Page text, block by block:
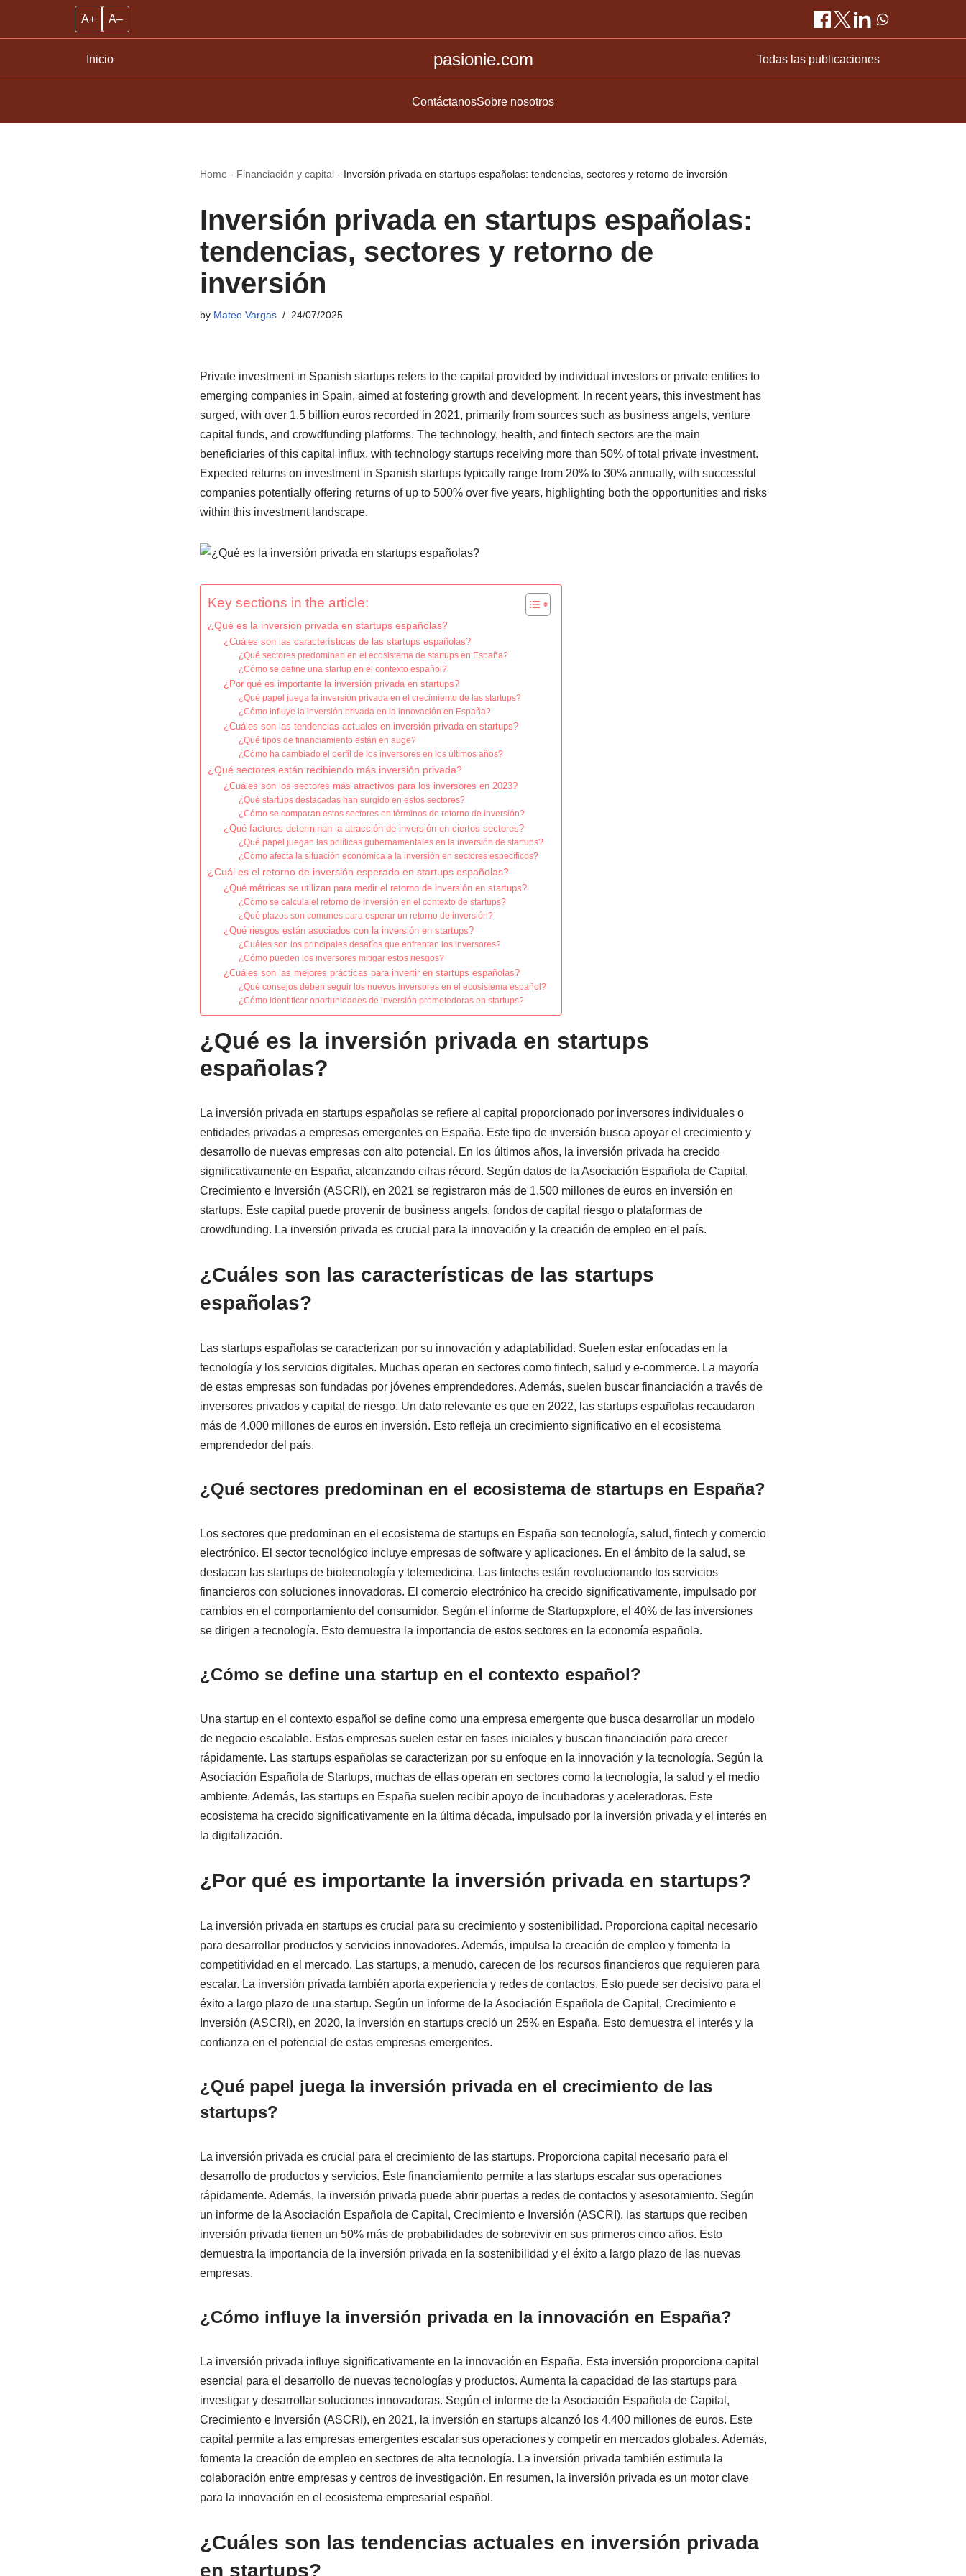
A+ A–
Inicio pasionie.com Todas las publicaciones
ContáctanosSobre nosotros
Home - Financiación y capital- Inversión privada en startups españolas: tendencias, sectores y retorno de inversión
Inversión privada en startups españolas:
tendencias, sectores y retorno de
inversión
by Mateo Vargas 24/07/2025
Private investment in Spanish startups refers to the capital provided by individual investors or private entities to
emerging companies in Spain, aimed at fostering growth and development. In recent years, this investment has
surged, with over 1.5 billion euros recorded in 2021, primarily from sources such as business angels, venture
capital funds, and crowdfunding platforms. The technology, health, and fintech sectors are the main
beneficiaries of this capital influx, with technology startups receiving more than 50% of total private investment.
Expected returns on investment in Spanish startups typically range from 20% to 30% annually, with successful
companies potentially offering returns of up to 500% over five years, highlighting both the opportunities and risks
within this investment landscape.
Key sections in the article:
¿Qué es la inversión privada en startups españolas?
¿Cuáles son las características de las startups españolas?
¿Qué sectores predominan en el ecosistema de startups en España?
¿Cómo se define una startup en el contexto español?
¿Por qué es importante la inversión privada en startups?
¿Qué papel juega la inversión privada en el crecimiento de las startups?
¿Cómo influye la inversión privada en la innovación en España?
¿Cuáles son las tendencias actuales en inversión privada en startups?
¿Qué tipos de financiamiento están en auge?
¿Cómo ha cambiado el perfil de los inversores en los últimos años?
¿Qué sectores están recibiendo más inversión privada?
¿Cuáles son los sectores más atractivos para los inversores en 2023?
¿Qué startups destacadas han surgido en estos sectores?
¿Cómo se comparan estos sectores en términos de retorno de inversión?
¿Qué factores determinan la atracción de inversión en ciertos sectores?
¿Qué papel juegan las políticas gubernamentales en la inversión de startups?
¿Cómo afecta la situación económica a la inversión en sectores específicos?
¿Cuál es el retorno de inversión esperado en startups españolas?
¿Qué métricas se utilizan para medir el retorno de inversión en startups?
¿Cómo se calcula el retorno de inversión en el contexto de startups?
¿Qué plazos son comunes para esperar un retorno de inversión?
¿Qué riesgos están asociados con la inversión en startups?
¿Cuáles son los principales desafíos que enfrentan los inversores?
¿Cómo pueden los inversores mitigar estos riesgos?
¿Cuáles son las mejores prácticas para invertir en startups españolas?
¿Qué consejos deben seguir los nuevos inversores en el ecosistema español?
¿Cómo identificar oportunidades de inversión prometedoras en startups?
¿Qué es la inversión privada en startups
españolas?
La inversión privada en startups españolas se refiere al capital proporcionado por inversores individuales o
entidades privadas a empresas emergentes en España. Este tipo de inversión busca apoyar el crecimiento y
desarrollo de nuevas empresas con alto potencial. En los últimos años, la inversión privada ha crecido
significativamente en España, alcanzando cifras récord. Según datos de la Asociación Española de Capital,
Crecimiento e Inversión (ASCRI), en 2021 se registraron más de 1.500 millones de euros en inversión en
startups. Este capital puede provenir de business angels, fondos de capital riesgo o plataformas de
crowdfunding. La inversión privada es crucial para la innovación y la creación de empleo en el país.
¿Cuáles son las características de las startups
españolas?
Las startups españolas se caracterizan por su innovación y adaptabilidad. Suelen estar enfocadas en la
tecnología y los servicios digitales. Muchas operan en sectores como fintech, salud y e-commerce. La mayoría
de estas empresas son fundadas por jóvenes emprendedores. Además, suelen buscar financiación a través de
inversores privados y capital de riesgo. Un dato relevante es que en 2022, las startups españolas recaudaron
más de 4.000 millones de euros en inversión. Esto refleja un crecimiento significativo en el ecosistema
emprendedor del país.
¿Qué sectores predominan en el ecosistema de startups en España?
Los sectores que predominan en el ecosistema de startups en España son tecnología, salud, fintech y comercio
electrónico. El sector tecnológico incluye empresas de software y aplicaciones. En el ámbito de la salud, se
destacan las startups de biotecnología y telemedicina. Las fintechs están revolucionando los servicios
financieros con soluciones innovadoras. El comercio electrónico ha crecido significativamente, impulsado por
cambios en el comportamiento del consumidor. Según el informe de Startupxplore, el 40% de las inversiones
se dirigen a tecnología. Esto demuestra la importancia de estos sectores en la economía española.
¿Cómo se define una startup en el contexto español?
Una startup en el contexto español se define como una empresa emergente que busca desarrollar un modelo
de negocio escalable. Estas empresas suelen estar en fases iniciales y buscan financiación para crecer
rápidamente. Las startups españolas se caracterizan por su enfoque en la innovación y la tecnología. Según la
Asociación Española de Startups, muchas de ellas operan en sectores como la tecnología, la salud y el medio
ambiente. Además, las startups en España suelen recibir apoyo de incubadoras y aceleradoras. Este
ecosistema ha crecido significativamente en la última década, impulsado por la inversión privada y el interés en
la digitalización.
¿Por qué es importante la inversión privada en startups?
La inversión privada en startups es crucial para su crecimiento y sostenibilidad. Proporciona capital necesario
para desarrollar productos y servicios innovadores. Además, impulsa la creación de empleo y fomenta la
competitividad en el mercado. Las startups, a menudo, carecen de los recursos financieros que requieren para
escalar. La inversión privada también aporta experiencia y redes de contactos. Esto puede ser decisivo para el
éxito a largo plazo de una startup. Según un informe de la Asociación Española de Capital, Crecimiento e
Inversión (ASCRI), en 2020, la inversión en startups creció un 25% en España. Esto demuestra el interés y la
confianza en el potencial de estas empresas emergentes.
¿Qué papel juega la inversión privada en el crecimiento de las
startups?
La inversión privada es crucial para el crecimiento de las startups. Proporciona capital necesario para el
desarrollo de productos y servicios. Este financiamiento permite a las startups escalar sus operaciones
rápidamente. Además, la inversión privada puede abrir puertas a redes de contactos y asesoramiento. Según
un informe de la Asociación Española de Capital, Crecimiento e Inversión (ASCRI), las startups que reciben
inversión privada tienen un 50% más de probabilidades de sobrevivir en sus primeros cinco años. Esto
demuestra la importancia de la inversión privada en la sostenibilidad y el éxito a largo plazo de las nuevas
empresas.
¿Cómo influye la inversión privada en la innovación en España?
La inversión privada influye significativamente en la innovación en España. Esta inversión proporciona capital
esencial para el desarrollo de nuevas tecnologías y productos. Aumenta la capacidad de las startups para
investigar y desarrollar soluciones innovadoras. Según el informe de la Asociación Española de Capital,
Crecimiento e Inversión (ASCRI), en 2021, la inversión en startups alcanzó los 4.400 millones de euros. Este
capital permite a las empresas emergentes escalar sus operaciones y competir en mercados globales. Además,
fomenta la creación de empleo en sectores de alta tecnología. La inversión privada también estimula la
colaboración entre empresas y centros de investigación. En resumen, la inversión privada es un motor clave
para la innovación en el ecosistema empresarial español.
¿Cuáles son las tendencias actuales en inversión privada
en startups?